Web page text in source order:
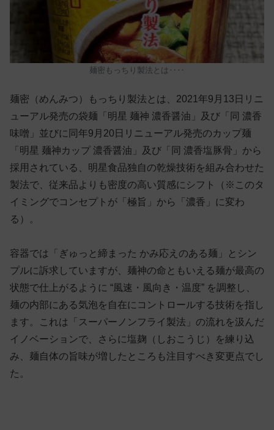
麺密もっちり製法とは‥‥
麺密（めんみつ）もっちり製法とは、2021年9月13日リニ
ューアル発売の袋麺「明星 麺神 濃香醤油」及び「同 濃香
味噌」並びに同年9月20日リニューアル発売のカップ麺
「明星 麺神カップ 濃香醤油」及び「同 濃香塩豚骨」から
採用されている、明星食品独自の乾燥技術を組み合わせた
製法で、従来品よりも密度の高い質感にシフト（※このタ
イミングでコンセプトが「極旨」から「濃香」に変わ
る）。
容器では「ぎゅっと締まった かみ応えのある麺」とシン
プルに訴求していますが、麺神の命ともいえる麺が最高の
状態で仕上がるように “風速・風向き・温度” を調整し、
麺の内部にある気泡を自在にコントロールする技術を指し
ます。これは「スーパーノンフライ製法」の流れを汲んだ
イノベーションで、さらに塩麹（しおこうじ）を練り込
み、麺自体の旨味が増したところも注目すべき変更点でし
た。